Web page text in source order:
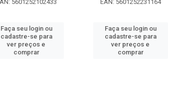
5601252102433
Faça seu login ou
cadastre-se para
ver preços e
comprar
EAN: 5601252231164
Faça seu login ou
cadastre-se para
ver preços e
comprar